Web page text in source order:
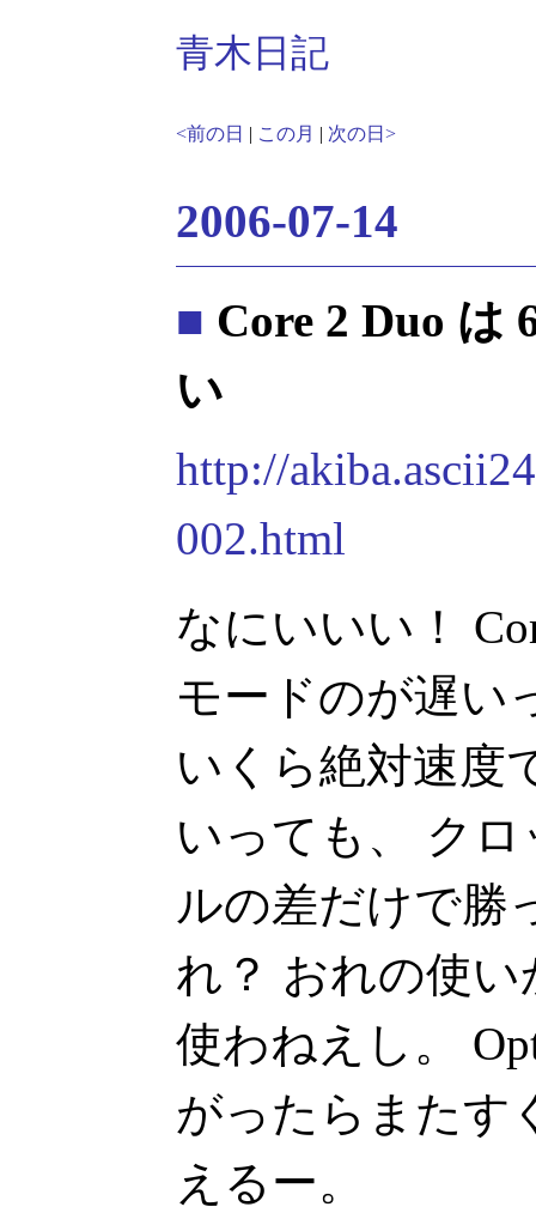
青木日記
<前の日 | この月 | 次の日>
2006-07-14
■ Core 2 Duo は
い
http://
002.html
なにいいい！
モードのが遅い
いくら絶対速度
いっても、 ク
ルの差だけで勝
れ？ おれの使い
使わねえし。
がったらまたす
えるー。